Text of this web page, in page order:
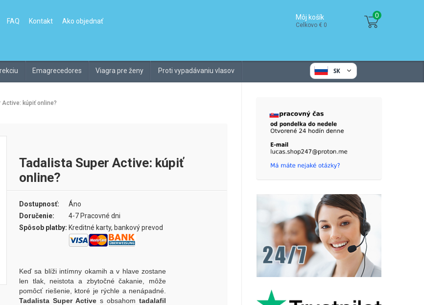
FAQ Kontakt Ako objednať Môj košík
Celkovo € 0
0
SK
Emagrecedores Viagra pre ženy Proti vypadávaniu vlasov
Active: kúpiť online?
Tadalista Super Active: kúpiť
online?
Dostupnosť:
Áno
Doručenie:
4-7 Pracovné dni
Spôsob platby: Kreditné karty, bankový prevod
Keď sa blíži intímny okamih a v hlave zostane
len tlak, neistota a zbytočné čakanie, môže
pomôcť riešenie, ktoré je rýchle a nenápadné.
Tadalista Super Active s obsahom tadalafil